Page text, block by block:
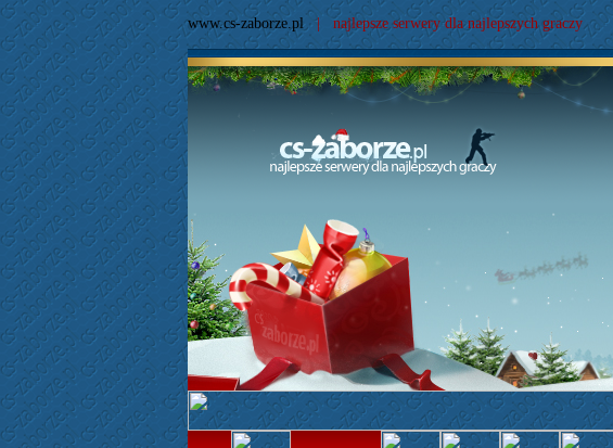
www.cs-zaborze.pl | najlepsze serwery dla najlepszych graczy